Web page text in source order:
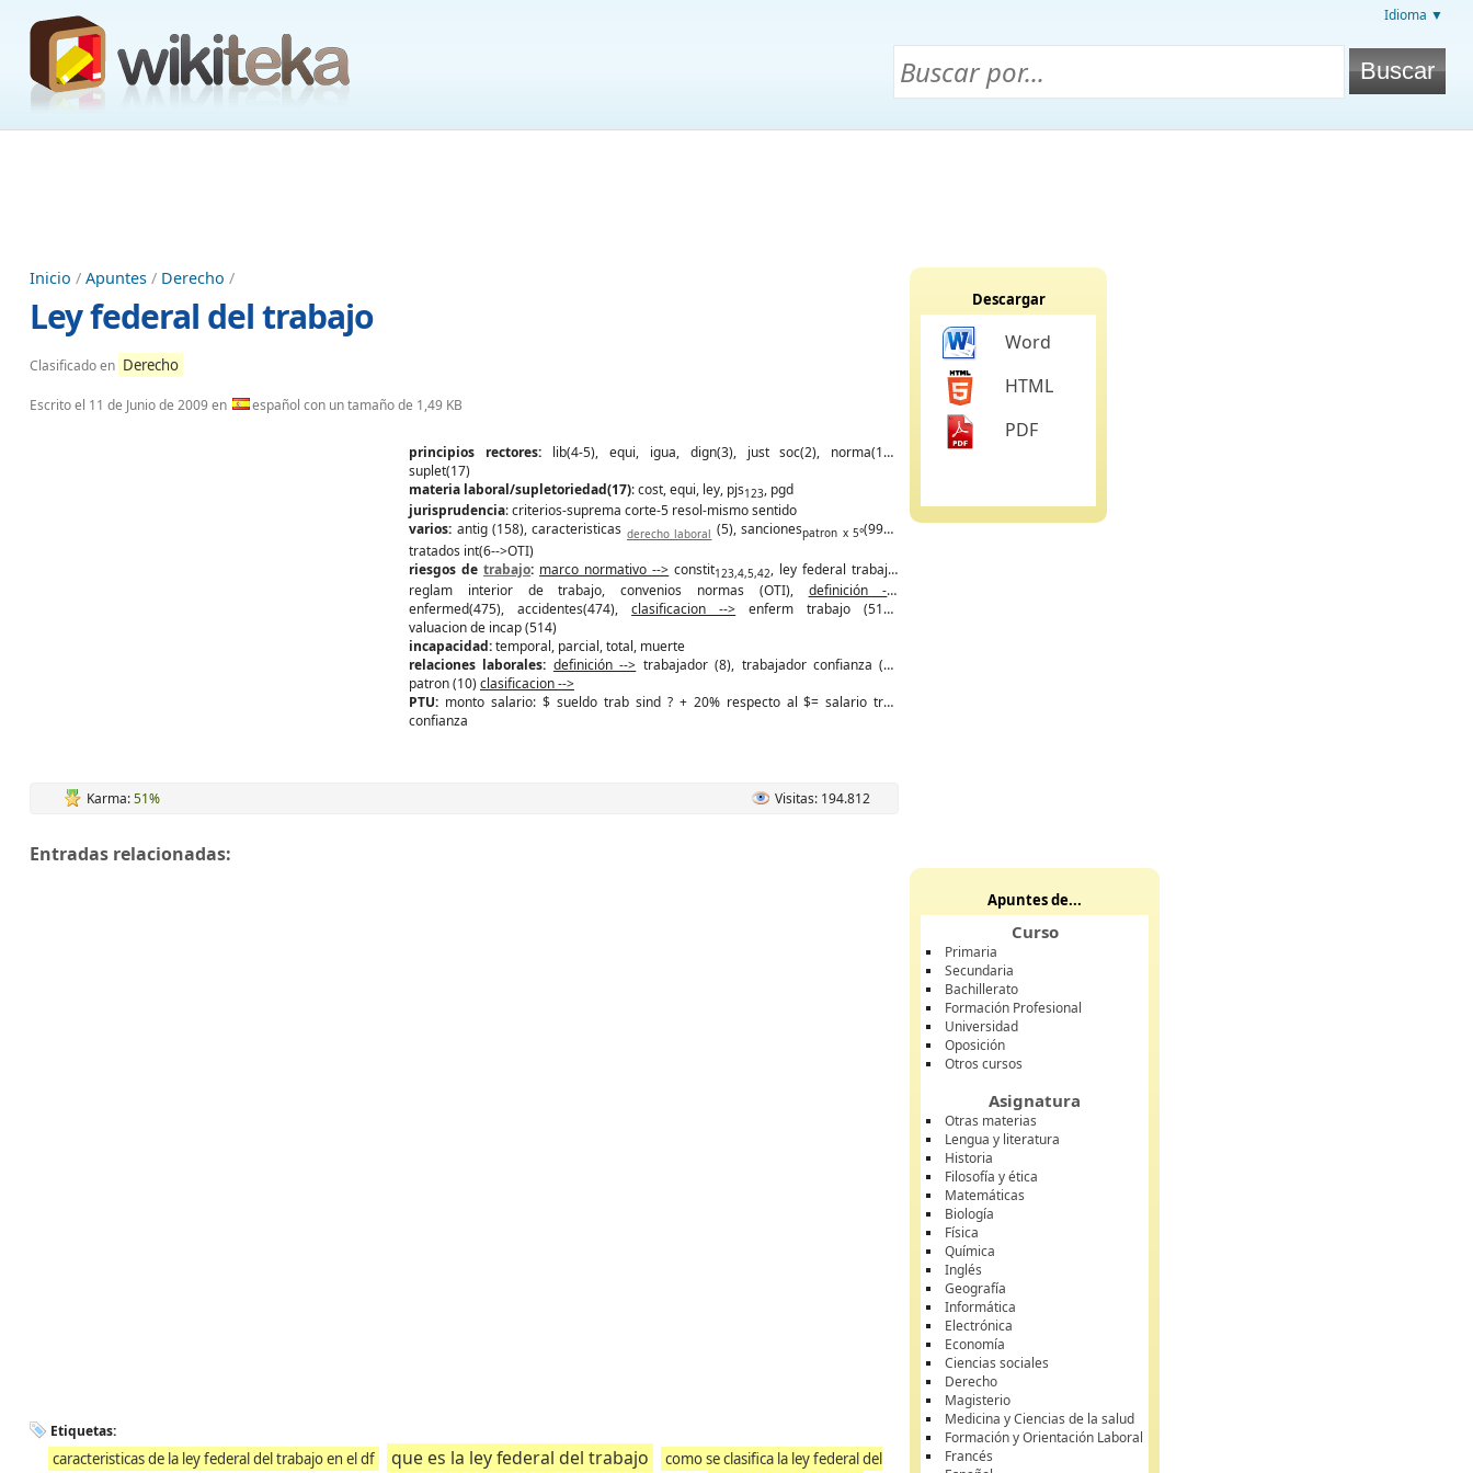
Idioma ▼
Inicio / Apuntes / Derecho /
Ley federal del trabajo
Clasificado en Derecho
Escrito el 11 de Junio de 2009en español con un tamaño de 1,49 KB
principios rectores: lib(4-5), equi, igua, dign(3), just soc(2), norma(18),
suplet(17)
materia laboral/supletoriedad(17): cost, equi, ley, pjs123, pgd
jurisprudencia: criterios-suprema corte-5 resol-mismo sentido
varios: antig (158), caracteristicas derecho laboral (5), sancionespatron x 5°(992),
tratados int(6-->OTI)
riesgos detrabajo: marco normativo --> constit123,4,5,42, ley federal trabajo,
reglam interior de trabajo, convenios normas (OTI), definición -->
enfermed(475), accidentes(474),clasificacion --> enferm trabajo (513),
valuacion de incap (514)
incapacidad:temporal, parcial, total, muerte
relaciones laborales: definición --> trabajador (8), trabajador confianza (9),
patron (10) clasificacion -->
PTU: monto salario: $ sueldo trab sind ? + 20% respecto al $= salario trab
confianza
Karma:51% Visitas: 194.812
Entradas relacionadas:
Etiquetas:
caracteristicas de la ley federal del trabajo en el df que es la ley federal del trabajo como se clasifica la ley federal del
Descargar
Word
HTML
PDF
Apuntes de...
Curso
Primaria
Secundaria
Bachillerato
Formación Profesional
Universidad
Oposición
Otros cursos
Asignatura
Otras materias
Lengua y literatura
Historia
Filosofía y ética
Matemáticas
Biología
Física
Química
Inglés
Geografía
Informática
Electrónica
Economía
Ciencias sociales
Derecho
Magisterio
Medicina y Ciencias de la salud
Formación y Orientación Laboral
Francés